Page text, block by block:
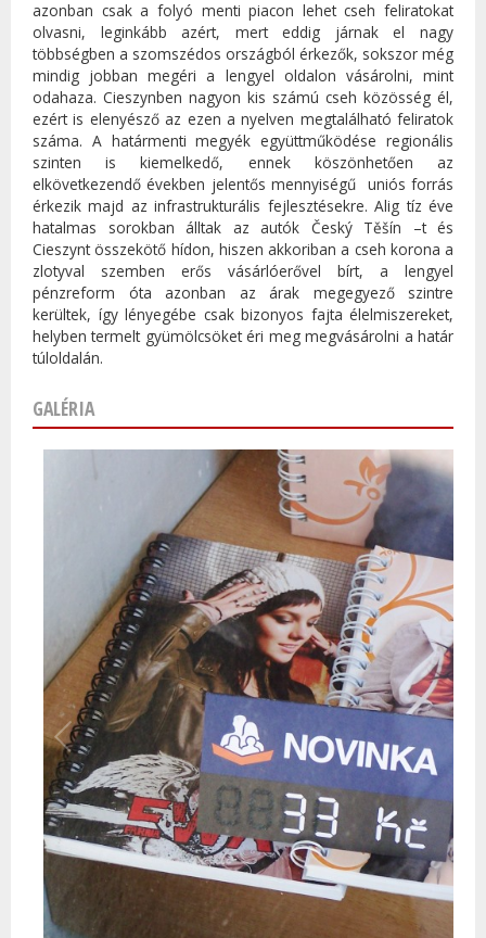
azonban csak a folyó menti piacon lehet cseh feliratokat
olvasni, leginkább azért, mert eddig járnak el nagy
többségben a szomszédos országból érkezők, sokszor még
mindig jobban megéri a lengyel oldalon vásárolni, mint
odahaza. Cieszynben nagyon kis számú cseh közösség él,
ezért is elenyésző az ezen a nyelven megtalálható feliratok
száma. A határmenti megyék együttműködése regionális
szinten is kiemelkedő, ennek köszönhetően az
elkövetkezendő években jelentős mennyiségű uniós forrás
érkezik majd az infrastrukturális fejlesztésekre. Alig tíz éve
hatalmas sorokban álltak az autók Český Těšín –t és
Cieszynt összekötő hídon, hiszen akkoriban a cseh korona a
zlotyval szemben erős vásárlóerővel bírt, a lengyel
pénzreform óta azonban az árak megegyező szintre
kerültek, így lényegébe csak bizonyos fajta élelmiszereket,
helyben termelt gyümölcsöket éri meg megvásárolni a határ
túloldalán.
GALÉRIA